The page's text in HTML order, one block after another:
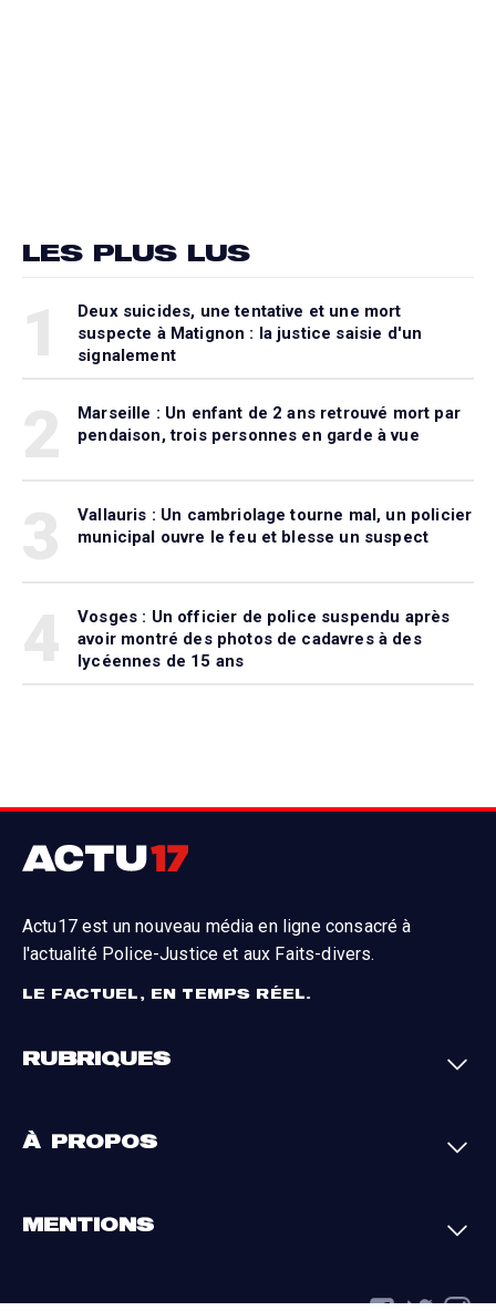
LES PLUS LUS
Deux suicides, une tentative et une mort
suspecte à Matignon : la justice saisie d'un
signalement
Marseille : Un enfant de 2 ans retrouvé mort par
pendaison, trois personnes en garde à vue
Vallauris : Un cambriolage tourne mal, un policier
municipal ouvre le feu et blesse un suspect
Vosges : Un officier de police suspendu après
avoir montré des photos de cadavres à des
lycéennes de 15 ans
Actu17 est un nouveau média en ligne consacré à
l'actualité Police-Justice et aux Faits-divers.
LE FACTUEL, EN TEMPS RÉEL.
RUBRIQUES
Justice
Par région
À PROPOS
L'appli Actu17
MENTIONS